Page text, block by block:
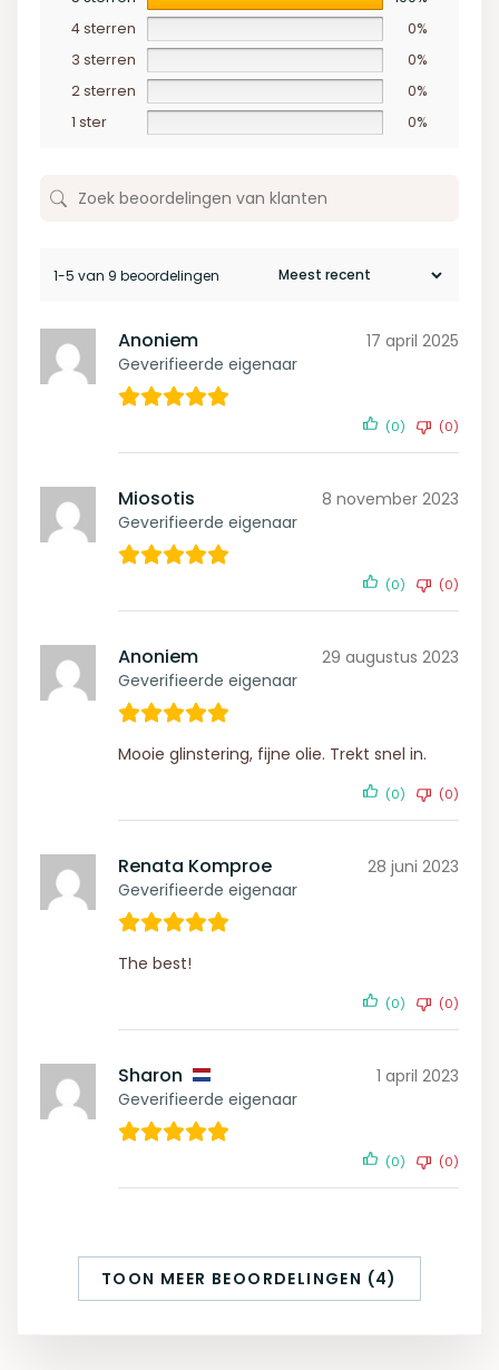
4 sterren
0%
3 sterren
0%
2 sterren
0%
1 ster
0%
1-5 van 9 beoordelingen
Anoniem
Geverifieerde eigenaar
17 april 2025
(0) (0)
Miosotis
Geverifieerde eigenaar
8 november 2023
(0) (0)
Anoniem
Geverifieerde eigenaar
29 augustus 2023
Mooie glinstering, fijne olie. Trekt snel in.
(0) (0)
Renata Komproe
Geverifieerde eigenaar
28 juni 2023
The best!
(0) (0)
Sharon
Geverifieerde eigenaar
1 april 2023
(0) (0)
TOON MEER BEOORDELINGEN (4)